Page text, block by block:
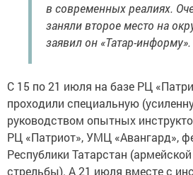
в современных реалиях.
заняли второе место на
заявил он «Татар-информу».
С 15 по 21 июля на базе РЦ
проходили специальную
руководством опытных
РЦ «Патриот», УМЦ «Авангард»,
Республики Татарстан
стрельбы). А 21 июля вместе с